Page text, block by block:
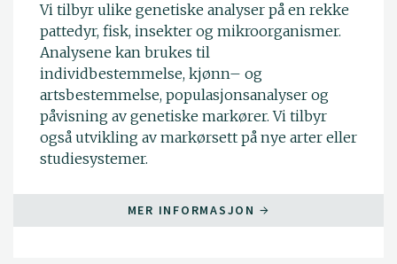
Vi tilbyr ulike genetiske analyser på en rekke
pattedyr, fisk, insekter og mikroorganismer.
Analysene kan brukes til
individbestemmelse, kjønn– og
artsbestemmelse, populasjonsanalyser og
påvisning av genetiske markører. Vi tilbyr
også utvikling av markørsett på nye arter eller
studiesystemer.
MER INFORMASJON